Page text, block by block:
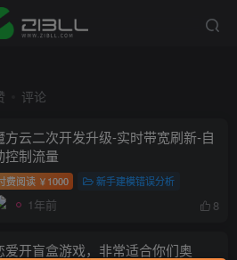
评论
方云二次开发升级-实时带宽刷新-自
控制流量
费阅读 ￥ 1000 新手建模错误分析
1年前 8
爱开盲盒游戏，非常适合你们奥